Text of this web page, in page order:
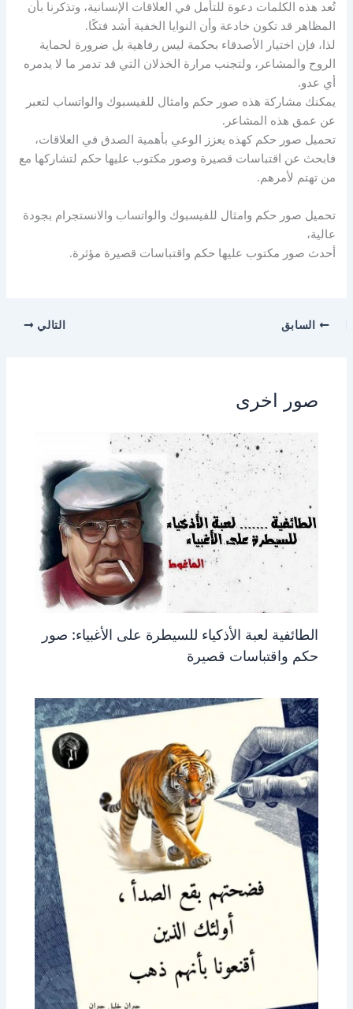
تُعد هذه الكلمات دعوة للتأمل في العلاقات الإنسانية، وتذكرنا بأن
المظاهر قد تكون خادعة وأن النوايا الخفية أشد فتكًا.
لذا، فإن اختيار الأصدقاء بحكمة ليس رفاهية بل ضرورة لحماية
الروح والمشاعر، ولتجنب مرارة الخذلان التي قد تدمر ما لا يدمره
أي عدو.
يمكنك مشاركة هذه صور حكم وامثال للفيسبوك والواتساب لتعبر
عن عمق هذه المشاعر.
تحميل صور حكم كهذه يعزز الوعي بأهمية الصدق في العلاقات،
فابحث عن اقتباسات قصيرة وصور مكتوب عليها حكم لتشاركها مع
من تهتم لأمرهم.
تحميل صور حكم وامثال للفيسبوك والواتساب والانستجرام بجودة
عالية،
أحدث صور مكتوب عليها حكم واقتباسات قصيرة مؤثرة.
السابق التالي
صور اخرى
الطائفية لعبة الأذكياء للسيطرة على الأغبياء: صور
حكم واقتباسات قصيرة